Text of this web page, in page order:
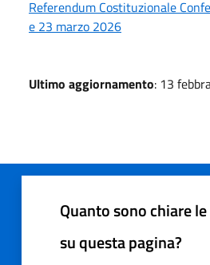
Referendum Costituzionale
e 23 marzo 2026
Ultimo aggiornamento: 13
Quanto sono chiare
su questa pagina?